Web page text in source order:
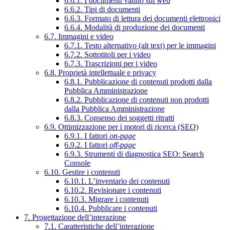
6.6.2. Tipi di documenti
6.6.3. Formato di lettura dei documenti elettronici
6.6.4. Modalità di produzione dei documenti
6.7. Immagini e video
6.7.1. Testo alternativo (alt text) per le immagini
6.7.2. Sottotitoli per i video
6.7.3. Trascrizioni per i video
6.8. Proprietà intellettuale e privacy
6.8.1. Pubblicazione di contenuti prodotti dalla
Pubblica Amministrazione
6.8.2. Pubblicazione di contenuti non prodotti
dalla Pubblica Amministrazione
6.8.3. Consenso dei soggetti ritratti
6.9. Ottimizzazione per i motori di ricerca (SEO)
6.9.1. I fattori on-page
6.9.2. I fattori off-page
6.9.3. Strumenti di diagnostica SEO: Search
Console
6.10. Gestire i contenuti
6.10.1. L’inventario dei contenuti
6.10.2. Revisionare i contenuti
6.10.3. Migrare i contenuti
6.10.4. Pubblicare i contenuti
7. Progettazione dell’interazione
7.1. Caratteristiche dell’interazione